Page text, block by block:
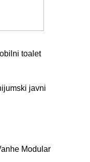
toalet
javni
Modular